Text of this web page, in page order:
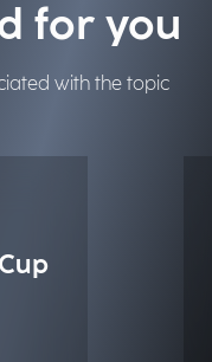
for you
with the topic